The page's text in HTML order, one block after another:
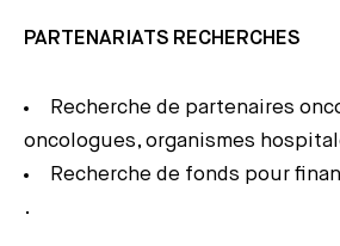
PARTENARIATS RECHERCHES
Recherche de partenaires
oncologues, organismes
Recherche de fonds pour
.